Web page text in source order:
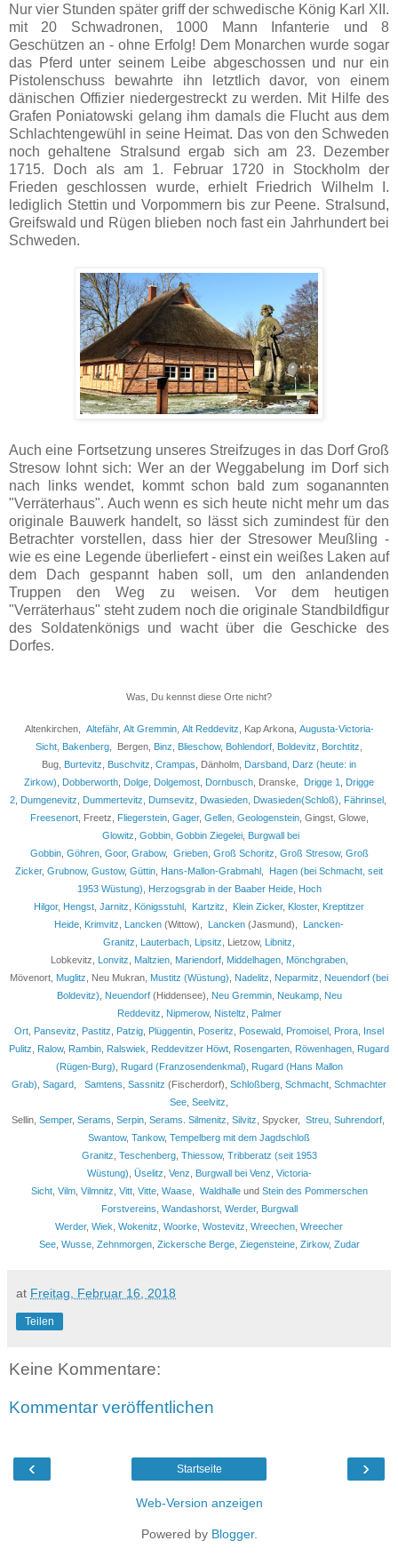
Nur vier Stunden später griff der schwedische König Karl XII.
mit 20 Schwadronen, 1000 Mann Infanterie und 8
Geschützen an - ohne Erfolg! Dem Monarchen wurde sogar
das Pferd unter seinem Leibe abgeschossen und nur ein
Pistolenschuss bewahrte ihn letztlich davor, von einem
dänischen Offizier niedergestreckt zu werden. Mit Hilfe des
Grafen Poniatowski gelang ihm damals die Flucht aus dem
Schlachtengewühl in seine Heimat. Das von den Schweden
noch gehaltene Stralsund ergab sich am 23. Dezember
1715. Doch als am 1. Februar 1720 in Stockholm der
Frieden geschlossen wurde, erhielt Friedrich Wilhelm I.
lediglich Stettin und Vorpommern bis zur Peene. Stralsund,
Greifswald und Rügen blieben noch fast ein Jahrhundert bei
Schweden.
Auch eine Fortsetzung unseres Streifzuges in das Dorf Groß
Stresow lohnt sich: Wer an der Weggabelung im Dorf sich
nach links wendet, kommt schon bald zum soganannten
"Verräterhaus". Auch wenn es sich heute nicht mehr um das
originale Bauwerk handelt, so lässt sich zumindest für den
Betrachter vorstellen, dass hier der Stresower Meußling -
wie es eine Legende überliefert - einst ein weißes Laken auf
dem Dach gespannt haben soll, um den anlandenden
Truppen den Weg zu weisen. Vor dem heutigen
"Verräterhaus" steht zudem noch die originale Standbildfigur
des Soldatenkönigs und wacht über die Geschicke des
Dorfes.
Was, Du kennst diese Orte nicht?
Altenkirchen, Altefähr, Alt Gremmin, Alt Reddevitz , Kap Arkona, Augusta-Victoria-
Sicht Bakenberg , Bergen, Binz Blieschow, Bohlendorf Boldevitz Borchtitz
Bug, Burtevitz Buschvitz Crampas , Dänholm, Darsband Darz (heute: in
Zirkow)
Dobberworth Dolge Dolgemost Dornbusch , Dranske, Drigge 1
Drigge
2, Dumgenevitz Dummertevitz Dumsevitz Dwasieden, Dwasieden(Schloß) Fährinsel,
Freesenort, Freetz, Fliegerstein, Gager, Gellen, Geologenstein, Gingst, Glowe,
Glowitz Gobbin, Gobbin Ziegelei, Burgwall bei
Gobbin, Göhren, Goor, Grabow, Grieben, Groß Schoritz Groß Stresow, Groß
Zicker, Grubnow, Gustow, Güttin Hans-Mallon-Grabmahl
Hagen (bei Schmacht, seit
1953 Wüstung)
Herzogsgrab in der Baaber Heide, Hoch
Hilgor, Hengst Jarnitz Königsstuhl Kartzitz Klein Zicker, Kloster, Kreptitzer
Heide Krimvitz Lancken (Wittow), Lancken (Jasmund), Lancken-
Granitz
Lauterbach Lipsitz , Lietzow, Libnitz
Lobkevitz,
Lonvitz Maltzien, Mariendorf, Middelhagen, Mönchgraben,
Mövenort, Muglitz , Neu Mukran, Mustitz (Wüstung) Nadelitz Neparmitz
Neuendorf (bei
Boldevitz)
Neuendorf(Hiddensee), Neu Gremmin, Neukamp, Neu
Reddevitz
Nipmerow, Nisteltz
Palmer
Ort Pansevitz Pastitz Patzig Plüggentin Poseritz Posewald Promoisel Prora Insel
Pulitz
Ralow, Rambin Ralswiek Reddevitzer Höwt Rosengarten Röwenhagen Rugard
(Rügen-Burg)
Rugard (Franzosendenkmal)
Rugard (Hans Mallon
Grab) Sagard Samtens Sassnitz (Fischerdorf), Schloßberg Schmacht Schmachter
See Seelvitz
Sellin, Semper, Serams Serpin, Serams Silmenitz Silvitz , Spycker, Streu, Suhrendorf,
Swantow, Tankow, Tempelberg mit dem Jagdschloß
Granitz Teschenberg, Thiessow, Tribberatz (seit 1953
Wüstung) Üselitz Venz Burgwall bei Venz Victoria-
Sicht, Vilm, Vilmnitz Vitt, Vitte, Waase, Waldhalleund Stein des Pommerschen
Forstvereins Wandashorst, Werder, Burgwall
Werder, Wiek Wokenitz Woorke Wostevitz Wreechen Wreecher
See, Wusse, Zehnmorgen, Zickersche Berge, Ziegensteine, Zirkow, Zudar
at Freitag, Februar 16, 2018
Teilen
Keine Kommentare:
Kommentar veröffentlichen
‹ ›
Startseite
Web-Version anzeigen
Powered by Blogger.